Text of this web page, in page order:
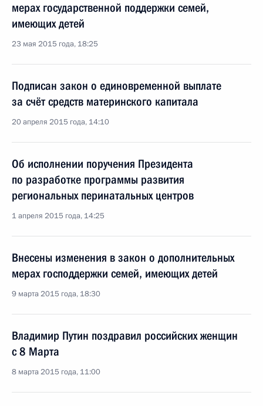
мерах государственной поддержки семей,
имеющих детей
23 мая 2015 года, 18:25
Подписан закон о единовременной выплате
за счёт средств материнского капитала
20 апреля 2015 года, 14:10
Об исполнении поручения Президента
по разработке программы развития
региональных перинатальных центров
1 апреля 2015 года, 14:25
Внесены изменения в закон о дополнительных
мерах господдержки семей, имеющих детей
9 марта 2015 года, 18:30
Владимир Путин поздравил российских женщин
с 8 Марта
8 марта 2015 года, 11:00